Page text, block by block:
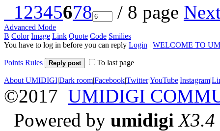
12345678 / 8 page
Advanced Mode
B Color Image Link Quote Code Smilies
You have to log in before you can reply Login | WELCOME TO
Points Rules Reply post To last page
About UMIDIGI|Dark room|Facebook|Twitter|YouTube|Instagram|
©2017 UMIDIGI
Powered by umidigi X3.4